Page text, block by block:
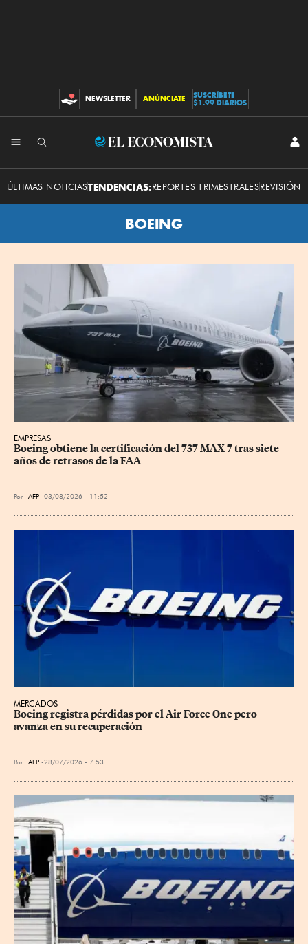
CONTRIBUCIONES
NEWSLETTER ANÚNCIATE
SUSCRÍBETE
$1.99 DIARIOS
El
Economista
ÚLTIMAS NOTICIASTENDENCIAS:REPORTES TRIMESTRALESREVISIÓN
BOEING
EMPRESAS
Boeing obtiene la certificación del 737 MAX 7 tras siete
años de retrasos de la FAA
Por AFP 03/08/2026 - 11:52
MERCADOS
Boeing registra pérdidas por el Air Force One pero
avanza en su recuperación
Por AFP 28/07/2026 - 7:53